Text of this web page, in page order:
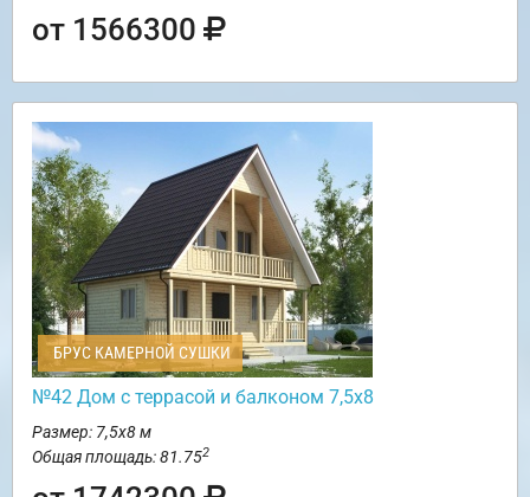
от 1566300
БРУС КАМЕРНОЙ СУШКИ
№42 Дом с террасой и балконом 7,5х8
Размер: 7,5х8 м
Общая площадь: 81.752